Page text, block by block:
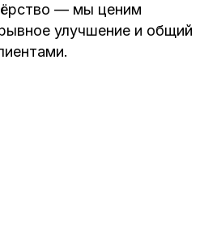
— мы ценим
улучшение и общий